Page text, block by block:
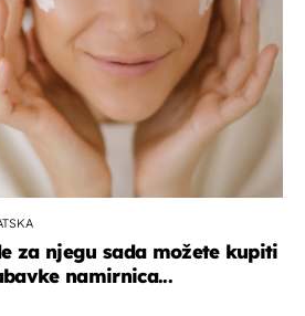
za njegu sada možete kupiti
namirnica...